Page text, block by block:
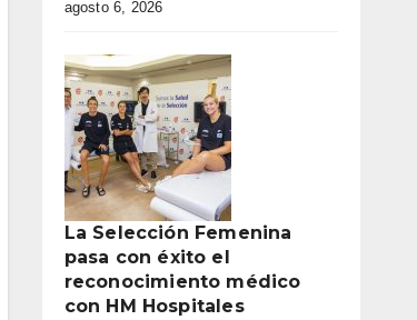
agosto 6, 2026
La Selección Femenina
pasa con éxito el
reconocimiento médico
con HM Hospitales